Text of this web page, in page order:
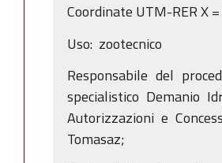
Coordinate UTM-RER X
Uso: zootecnico
Responsabile del
specialistico Demanio
Autorizzazioni e
Tomasaz;